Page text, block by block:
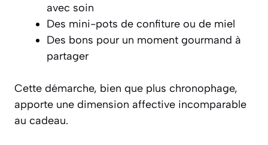
avec soin
Des mini-pots de confiture ou de miel
Des bons pour un moment gourmand à
partager
Cette démarche, bien que plus chronophage,
apporte une dimension affective incomparable
au cadeau.